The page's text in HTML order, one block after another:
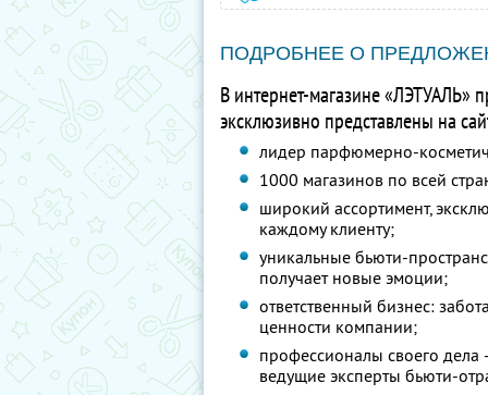
ПОДРОБНЕЕ О
В интернет-магазине «ЛЭТУАЛЬ»
эксклюзивно представлены на
лидер парфюмерно-
1000 магазинов по всей
широкий ассортимент,
каждому клиенту;
уникальные бьюти-
получает новые эмоции;
ответственный бизнес:
ценности компании;
профессионалы своего
ведущие эксперты бьюти-